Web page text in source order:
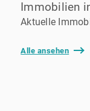
Immobilien
Aktuelle
Alle ansehen